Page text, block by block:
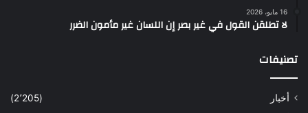
16 مايو، 2026
لا تطلقن القول في غير بصر إن اللسان غير مأمون الضرر
تصنيفات
أخبار
(2٬205)